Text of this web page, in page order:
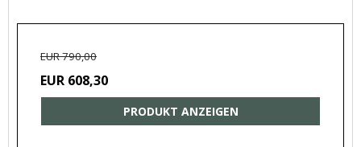
EUR 790,00
EUR 608,30
PRODUKT ANZEIGEN